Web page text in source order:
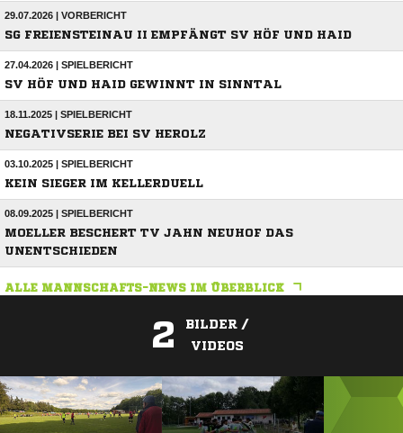
29.07.2026 | VORBERICHT
SG FREIENSTEINAU II EMPFÄNGT SV HÖF UND HAID
27.04.2026 | SPIELBERICHT
SV HÖF UND HAID GEWINNT IN SINNTAL
18.11.2025 | SPIELBERICHT
NEGATIVSERIE BEI SV HEROLZ
03.10.2025 | SPIELBERICHT
KEIN SIEGER IM KELLERDUELL
08.09.2025 | SPIELBERICHT
MOELLER BESCHERT TV JAHN NEUHOF DAS
UNENTSCHIEDEN
ALLE MANNSCHAFTS-NEWS IM ÜBERBLICK
2
BILDER /
VIDEOS